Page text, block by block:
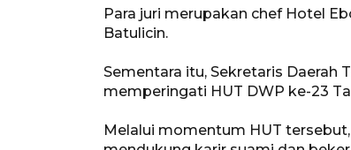
Para juri merupakan chef Hotel
Batulicin.
Sementara itu, Sekretaris Daerah
memperingati HUT DWP ke-23
Melalui momentum HUT